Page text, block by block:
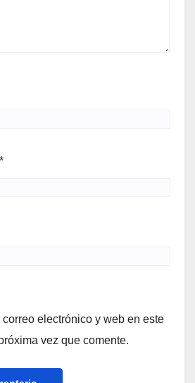
*
electrónico y web en este
vez que comente.